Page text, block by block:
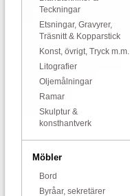
Teckningar
Etsningar, Gravyrer,
Träsnitt & Kopparstick
Konst, övrigt, Tryck m.m.
Litografier
Oljemålningar
Ramar
Skulptur &
konsthantverk
Möbler
Bord
Byråar, sekretärer